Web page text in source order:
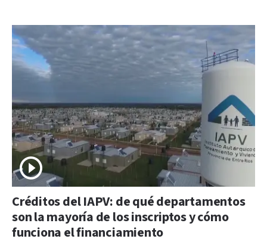
Créditos del IAPV: de qué departamentos
son la mayoría de los inscriptos y cómo
funciona el financiamiento